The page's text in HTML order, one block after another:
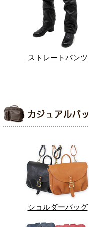
ストレートパンツ
ショルダーバッグ